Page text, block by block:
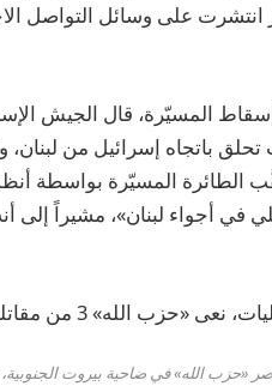
على وسائل التواصل
المسيّرة، قال الجيش
باتجاه إسرائيل من لبنان،
الطائرة المسيّرة بواسطة
في أجواء لبنان»، مشيراً إلى
«حزب الله» 3 من مقاتليه.
«حزب الله» في ضاحية بيروت